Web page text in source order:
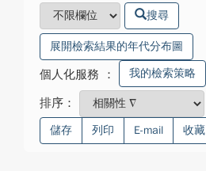
搜尋
展開檢索結果的年代分布圖
個人化服務 ： 我的檢索策略
排序：
儲存 列印 E-mail 收藏